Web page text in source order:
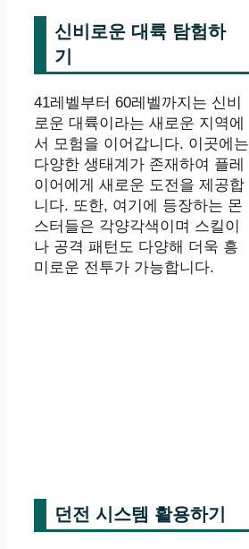
신비로운 대륙 탐험하
기
41레벨부터 60레벨까지는 신비
로운 대륙이라는 새로운 지역에
서 모험을 이어갑니다. 이곳에는
다양한 생태계가 존재하여 플레
이어에게 새로운 도전을 제공합
니다. 또한, 여기에 등장하는 몬
스터들은 각양각색이며 스킬이
나 공격 패턴도 다양해 더욱 흥
미로운 전투가 가능합니다.
던전 시스템 활용하기